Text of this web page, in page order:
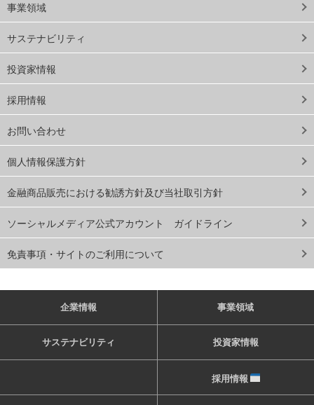
事業領域
サステナビリティ
投資家情報
採用情報
お問い合わせ
個人情報保護方針
金融商品販売における勧誘方針及び当社取引方針
ソーシャルメディア公式アカウント ガイドライン
免責事項・サイトのご利用について
企業情報 事業領域
サステナビリティ 投資家情報
採用情報